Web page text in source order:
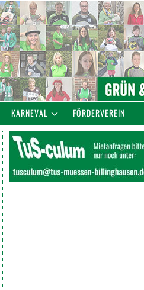
KARNEVAL FÖRDERVEREIN